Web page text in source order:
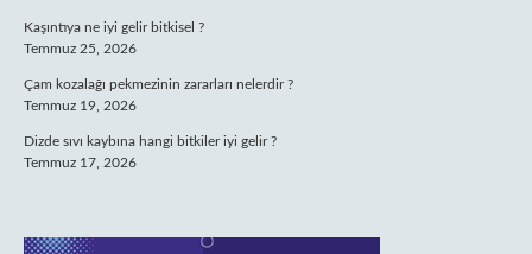
Kaşıntıya ne iyi gelir bitkisel ?
Temmuz 25, 2026
Çam kozalağı pekmezinin zararları nelerdir ?
Temmuz 19, 2026
Dizde sıvı kaybına hangi bitkiler iyi gelir ?
Temmuz 17, 2026